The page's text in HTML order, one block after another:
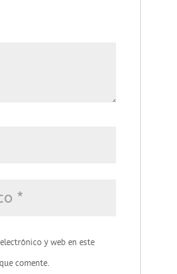
y web en este
comente.